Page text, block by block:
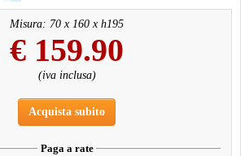
Misura: 70 x 160 x h195
€ 159.90
(iva inclusa)
Acquista subito
Paga a rate